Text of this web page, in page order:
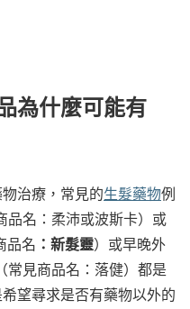
為什麼可能有
治療，常見的生髮藥物例
品名：柔沛或波斯卡）或
品名 ：新髮靈）或早晚外
（常見商品名：落健）都是
望尋求是否有藥物以外的